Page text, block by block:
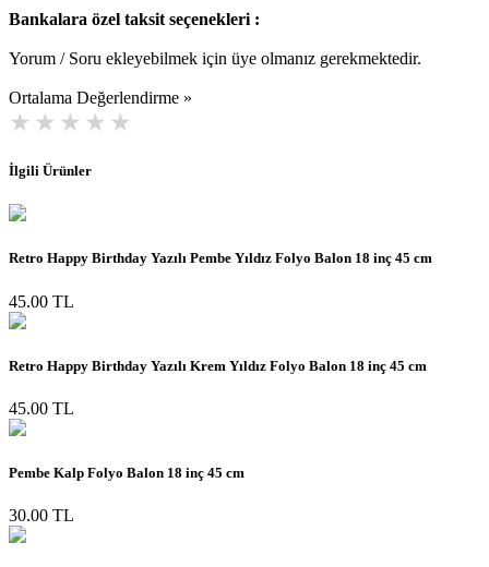
Bankalara özel taksit seçenekleri :
Yorum / Soru ekleyebilmek için üye olmanız gerekmektedir.
Ortalama Değerlendirme »
İlgili Ürünler
Retro Happy Birthday Yazılı Pembe Yıldız Folyo Balon 18 inç 45 cm
45.00 TL
Retro Happy Birthday Yazılı Krem Yıldız Folyo Balon 18 inç 45 cm
45.00 TL
Pembe Kalp Folyo Balon 18 inç 45 cm
30.00 TL